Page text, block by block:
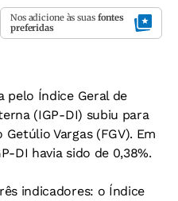
Nos adicione às suas fontes
preferidas
pelo Índice Geral de
(IGP-DI) subiu para
Vargas (FGV). Em
DI havia sido de 0,38%.
indicadores: o Índice